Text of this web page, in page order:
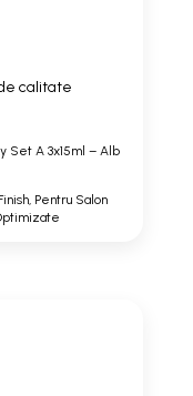
calitate
Set A 3x15ml – Alb
Pentru Salon